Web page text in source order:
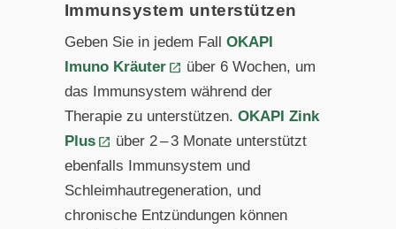
Immunsystem unterstützen
Geben Sie in jedem Fall OKAPI
Imuno Kräuter
über 6 Wochen, um
das Immunsystem während der
Therapie zu unterstützen. OKAPI Zink
Plus
über 2 – 3 Monate unterstützt
ebenfalls Immunsystem und
Schleimhautregeneration, und
chronische Entzündungen können